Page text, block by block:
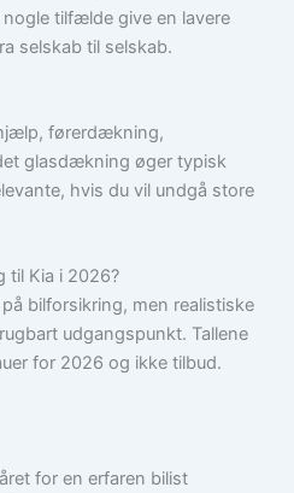
tilfælde give en lavere
selskab til selskab.
førerdækning,
glasdækning øger typisk
hvis du vil undgå store
til Kia i 2026?
bilforsikring, men realistiske
udgangspunkt. Tallene
for 2026 og ikke tilbud.
for en erfaren bilist